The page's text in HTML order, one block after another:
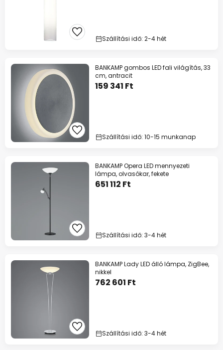
Szállítási idő: 2-4 hét
BANKAMP gombos LED fali világítás, 33
cm, antracit
159 341 Ft
Szállítási idő: 10-15 munkanap
BANKAMP Opera LED mennyezeti
lámpa, olvasókar, fekete
651 112 Ft
Szállítási idő: 3-4 hét
BANKAMP Lady LED álló lámpa, ZigBee,
nikkel
762 601 Ft
Szállítási idő: 3-4 hét